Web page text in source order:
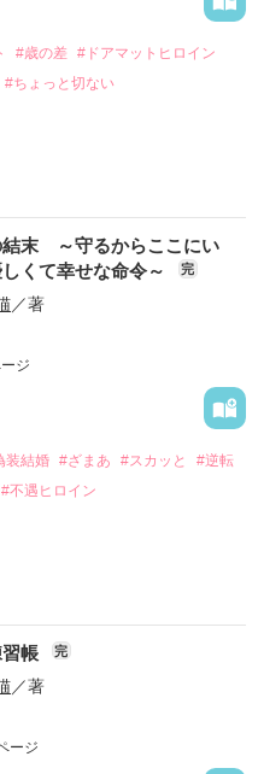
も伯爵夫人とその娘、シャ
な暮らしをしてきたカトリ
ルルの身代わりとして呪わ
うことになる。
の主人であるクラレンスに
されてしまう。
爵家よりも幸せな生活。
で暮らしていく度にカトリ
爵家は地獄に落ちてい
なるまでの物語。
#歳の差
#ドアマットヒロイン
#ちょっと切ない
結末 ～守るからここにい
くて幸せな命令～
完
／著
ジ
装結婚 #ざまあ #スカッと
#逆転
#不遇ヒロイン
。
年が助けてくれるのだ
帳 完
／著
ージ